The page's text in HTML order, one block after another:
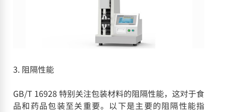
3. 阻隔性能
GB/T 16928 特别关注包装材料的阻隔性能，这对于食
品和药品包装至关重要。以下是主要的阻隔性能指